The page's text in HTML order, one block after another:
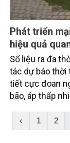
Phát triển
hiệu quả
Số liệu ra đa
tác dự báo thời
tiết cực đoan
bão, áp thấp
và các hiện
vi rộng, liên
‹ 1 2